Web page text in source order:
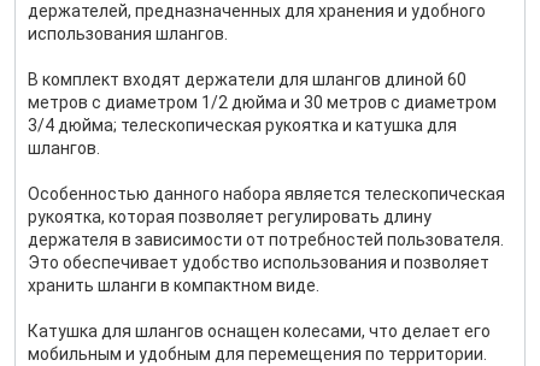
держателей, предназначенных для хранения и удобного
использования шлангов.
В комплект входят держатели для шлангов длиной 60
метров с диаметром 1/2 дюйма и 30 метров с диаметром
3/4 дюйма; телескопическая рукоятка и катушка для
шлангов.
Особенностью данного набора является телескопическая
рукоятка, которая позволяет регулировать длину
держателя в зависимости от потребностей пользователя.
Это обеспечивает удобство использования и позволяет
хранить шланги в компактном виде.
Катушка для шлангов оснащен колесами, что делает его
мобильным и удобным для перемещения по территории.